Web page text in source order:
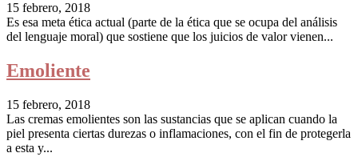
15 febrero, 2018
Es esa meta ética actual (parte de la ética que se ocupa del análisis
del lenguaje moral) que sostiene que los juicios de valor vienen...
Emoliente
15 febrero, 2018
Las cremas emolientes son las sustancias que se aplican cuando la
piel presenta ciertas durezas o inflamaciones, con el fin de protegerla
a esta y...